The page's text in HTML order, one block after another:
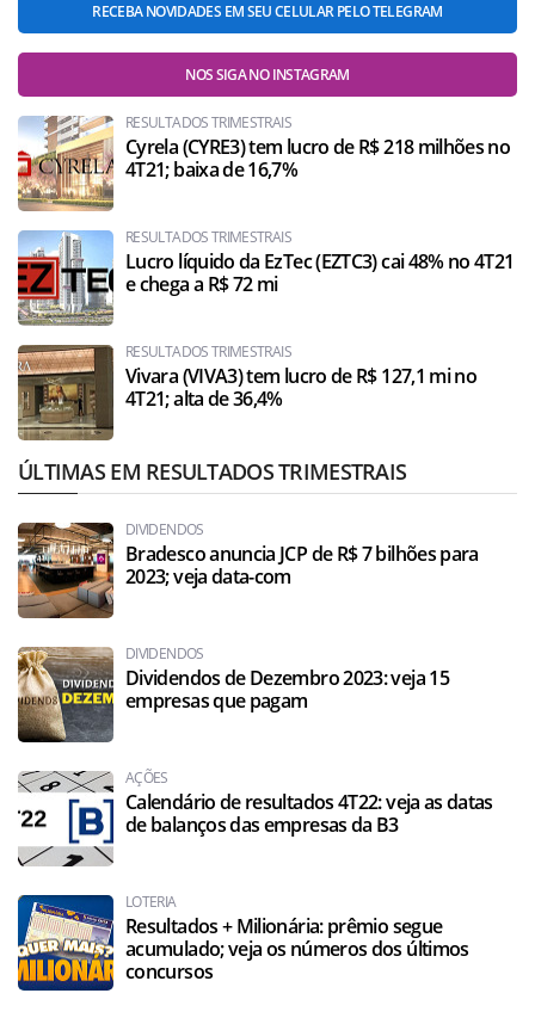
RECEBA NOVIDADES EM SEU CELULAR PELO TELEGRAM
NOS SIGA NO INSTAGRAM
RESULTADOS TRIMESTRAIS
Cyrela (CYRE3) tem lucro de R$ 218 milhões no
4T21; baixa de 16,7%
RESULTADOS TRIMESTRAIS
Lucro líquido da EzTec (EZTC3) cai 48% no 4T21
e chega a R$ 72 mi
RESULTADOS TRIMESTRAIS
Vivara (VIVA3) tem lucro de R$ 127,1 mi no
4T21; alta de 36,4%
ÚLTIMAS EM RESULTADOS TRIMESTRAIS
DIVIDENDOS
Bradesco anuncia JCP de R$ 7 bilhões para
2023; veja data-com
DIVIDENDOS
Dividendos de Dezembro 2023: veja 15
empresas que pagam
AÇÕES
Calendário de resultados 4T22: veja as datas
de balanços das empresas da B3
LOTERIA
Resultados + Milionária: prêmio segue
acumulado; veja os números dos últimos
concursos